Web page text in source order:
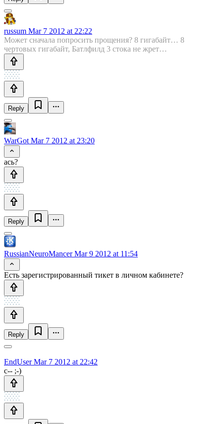
russum Mar 7 2012 at 22:22
Может сначала попросить прощения? 8 гигабайт… 8
чертовых гигабайт, Батлфилд 3 стока не жрет…
Reply
WarGot Mar 7 2012 at 23:20
ась?
Reply
RussianNeuroMancerMar 9 2012 at 11:54
Есть зарегистрированный тикет в личном кабинете?
Reply
EndUserMar 7 2012 at 22:42
c-- ;-)